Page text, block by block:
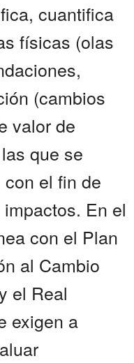
cuantifica
físicas (olas
(cambios
valor de
que se
el fin de
En el
con el Plan
al Cambio
el Real
exigen a